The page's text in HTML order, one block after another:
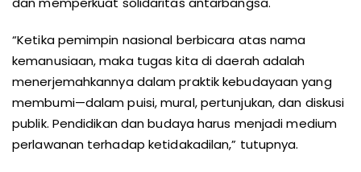
“Ketika pemimpin nasional berbicara atas nama
kemanusiaan, maka tugas kita di daerah adalah
menerjemahkannya dalam praktik kebudayaan yang
membumi—dalam puisi, mural, pertunjukan, dan diskusi
publik. Pendidikan dan budaya harus menjadi medium
perlawanan terhadap ketidakadilan,” tutupnya.